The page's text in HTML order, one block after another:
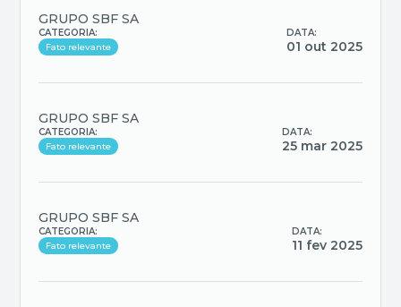
GRUPO SBF SA
CATEGORIA:
Fato relevante
DATA:
01 out 2025
GRUPO SBF SA
CATEGORIA:
Fato relevante
DATA:
25 mar 2025
GRUPO SBF SA
CATEGORIA:
Fato relevante
DATA:
11 fev 2025